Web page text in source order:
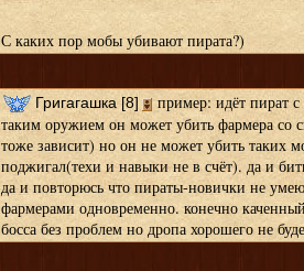
С каких пор мобы убивают пирата?)
Григагашка [8]
пример: идёт пират
таким оружием он может убить фармера со
тоже зависит) но он не может убить таких
поджигал(техи и навыки не в счёт). да и
да и повторюсь что пираты-новички не
фармерами одновременно. конечно
босса без проблем но дропа хорошего не